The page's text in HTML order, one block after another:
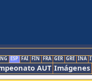
ESP FAI FIN FRA GER GRE INA
AUT Imágenes